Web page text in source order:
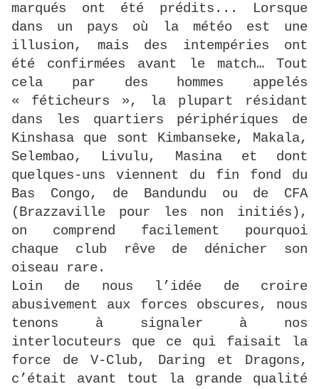
marqués ont été prédits... Lorsque
dans un pays où la météo est une
illusion, mais des intempéries ont
été confirmées avant le match… Tout
cela par des hommes appelés
« féticheurs », la plupart résidant
dans les quartiers périphériques de
Kinshasa que sont Kimbanseke, Makala,
Selembao, Livulu, Masina et dont
quelques-uns viennent du fin fond du
Bas Congo, de Bandundu ou de CFA
(Brazzaville pour les non initiés),
on comprend facilement pourquoi
chaque club rêve de dénicher son
oiseau rare.
Loin de nous l’idée de croire
abusivement aux forces obscures, nous
tenons à signaler à nos
interlocuteurs que ce qui faisait la
force de V-Club, Daring et Dragons,
c’était avant tout la grande qualité